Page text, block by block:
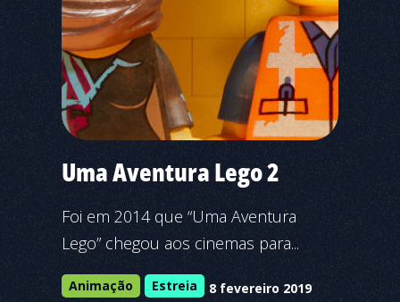
Uma Aventura Lego 2
Foi em 2014 que “Uma Aventura
Lego” chegou aos cinemas para...
Animação Estreia 8 fevereiro 2019